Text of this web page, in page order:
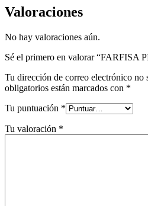
Valoraciones
No hay valoraciones aún.
Sé el primero en valorar “FARFISA
Tu dirección de correo electrónico no
obligatorios están marcados con *
Tu puntuación *
Tu valoración *